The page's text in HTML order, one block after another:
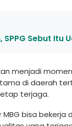
Sebut Itu
menjadi
di daerah
terjaga.
bisa bekerja